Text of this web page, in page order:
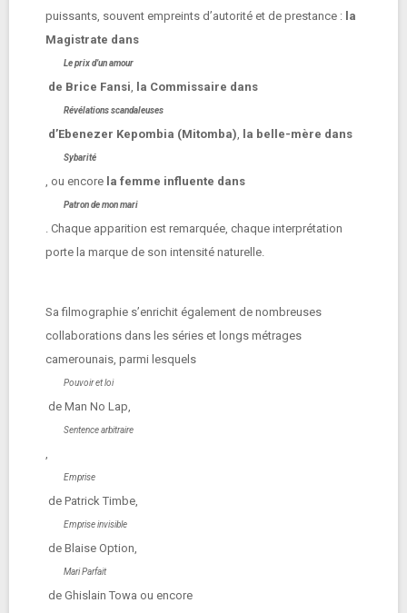
puissants, souvent empreints d’autorité et de prestance : la
Magistrate dans
Le prix d’un amour
de Brice Fansi, la Commissaire dans
Révélations scandaleuses
d’Ebenezer Kepombia (Mitomba), la belle-mère dans
Sybarité
, ou encore la femme influente dans
Patron de mon mari
. Chaque apparition est remarquée, chaque interprétation
porte la marque de son intensité naturelle.
Sa filmographie s’enrichit également de nombreuses
collaborations dans les séries et longs métrages
camerounais, parmi lesquels
Pouvoir et loi
de Man No Lap,
Sentence arbitraire
,
Emprise
de Patrick Timbe,
Emprise invisible
de Blaise Option,
Mari Parfait
de Ghislain Towa ou encore